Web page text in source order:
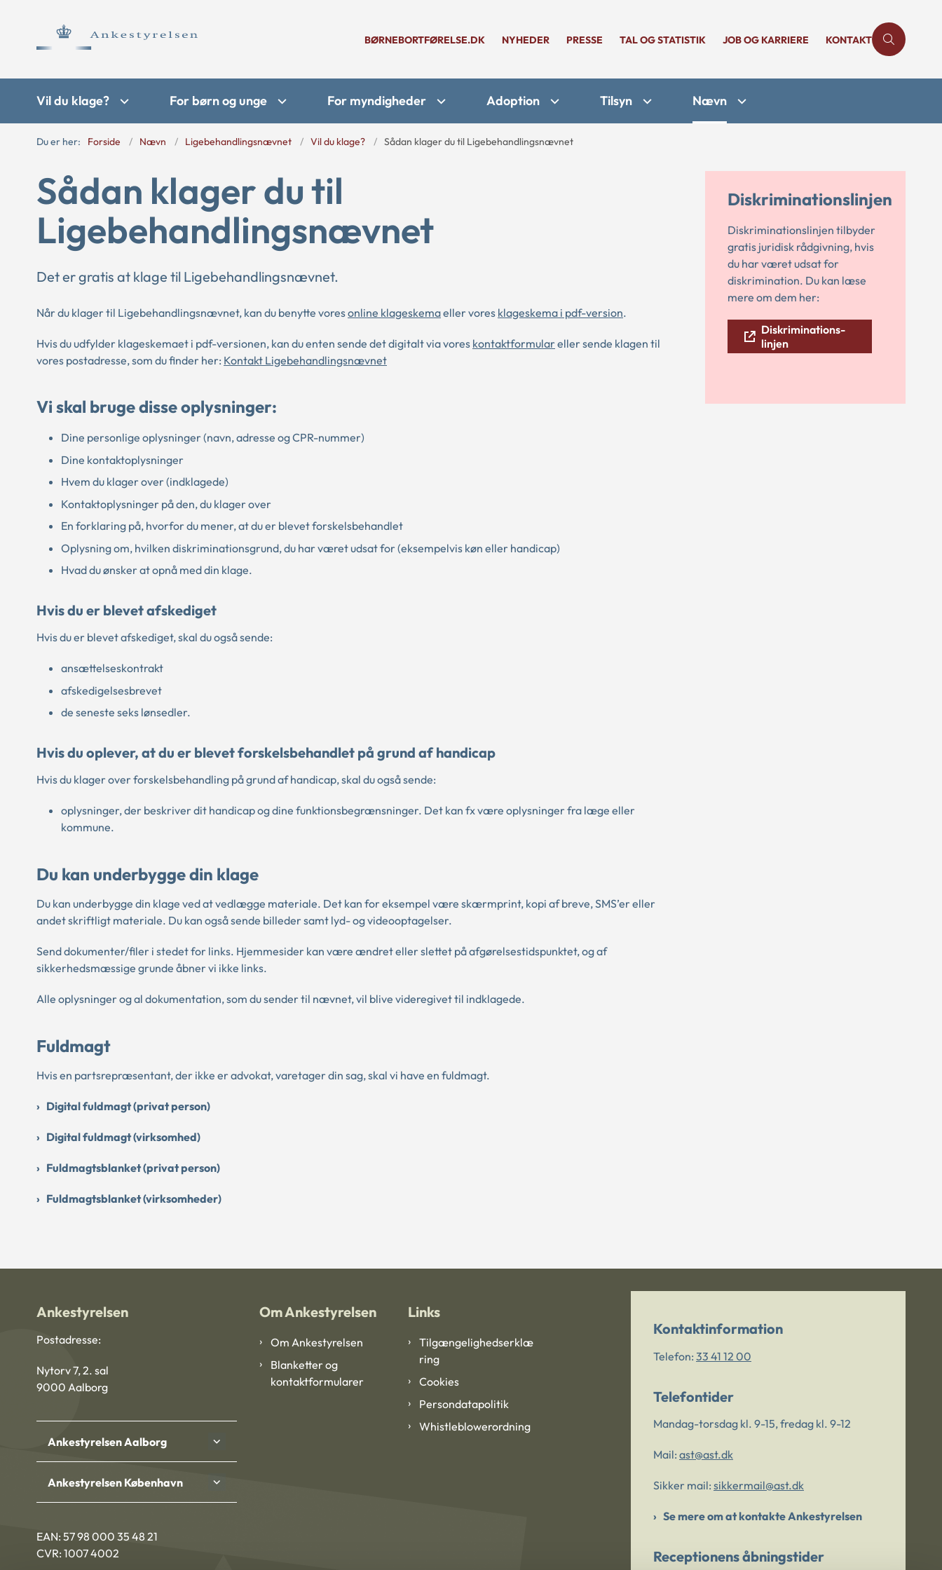
BØRNEBORTFØRELSE.DK NYHEDER PRESSE TAL OG STATISTIK JOB OG KARRIERE KONTAKT
Vil du klage? For børn og unge For myndigheder Adoption Tilsyn Nævn
Du er her: Forside Nævn Ligebehandlingsnævnet Vil du klage? Sådan klager du til Ligebehandlingsnævnet
Sådan klager du til
Ligebehandlingsnævnet
Det er gratis at klage til Ligebehandlingsnævnet.
Når du klager til Ligebehandlingsnævnet, kan du benytte voresonline klageskemaeller vores klageskema i pdf-version.
Hvis du udfylder klageskemaet i pdf-versionen, kan du enten sende det digitalt via vores kontaktformulareller sende klagen til
vores postadresse, som du finder her: Kontakt Ligebehandlingsnævnet
Vi skal bruge disse oplysninger:
Dine personlige oplysninger (navn, adresse og CPR-nummer)
Dine kontaktoplysninger
Hvem du klager over (indklagede)
Kontaktoplysninger på den, du klager over
En forklaring på, hvorfor du mener, at du er blevet forskelsbehandlet
Oplysning om, hvilken diskriminationsgrund, du har været udsat for (eksempelvis køn eller handicap)
Hvad du ønsker at opnå med din klage.
Hvis du er blevet afskediget
Hvis du er blevet afskediget, skal du også sende:
ansættelseskontrakt
afskedigelsesbrevet
de seneste seks lønsedler.
Hvis du oplever, at du er blevet forskelsbehandlet på grund af handicap
Hvis du klager over forskelsbehandling på grund af handicap, skal du også sende:
oplysninger, der beskriver dit handicap og dine funktionsbegrænsninger. Det kan fx være oplysninger fra læge eller
kommune.
Du kan underbygge din klage
Du kan underbygge din klage ved at vedlægge materiale. Det kan for eksempel være skærmprint, kopi af breve, SMS’er eller
andet skriftligt materiale. Du kan også sende billeder samt lyd- og videooptagelser.
Send dokumenter/filer i stedet for links. Hjemmesider kan være ændret eller slettet på afgørelsestidspunktet, og af
sikkerhedsmæssige grunde åbner vi ikke links.
Alle oplysninger og al dokumentation, som du sender til nævnet, vil blive videregivet til indklagede.
Fuldmagt
Hvis en partsrepræsentant, der ikke er advokat, varetager din sag, skal vi have en fuldmagt.
Digital fuldmagt (privat person)
Digital fuldmagt (virksomhed)
Fuldmagtsblanket (privat person)
Fuldmagtsblanket (virksomheder)
Diskriminationslinjen
Diskriminationslinjen tilbyder
gratis juridisk rådgivning, hvis
du har været udsat for
diskrimination. Du kan læse
mere om dem her:
Diskriminations-
linjen
Ankestyrelsen
Postadresse:
Nytorv 7, 2. sal
9000 Aalborg
Ankestyrelsen Aalborg
Ankestyrelsen København
EAN: 57 98 000 35 48 21
CVR: 1007 4002
Om Ankestyrelsen
Om Ankestyrelsen
Blanketter og
kontaktformularer
Links
Tilgængelighedserklæ
ring
Cookies
Persondatapolitik
Whistleblowerordning
Kontaktinformation
Telefon: 33 41 12 00
Telefontider
Mandag-torsdag kl. 9-15, fredag kl. 9-12
Mail: ast@ast.dk
Sikker mail: sikkermail@ast.dk
Se mere om at kontakte Ankestyrelsen
Receptionens åbningstider